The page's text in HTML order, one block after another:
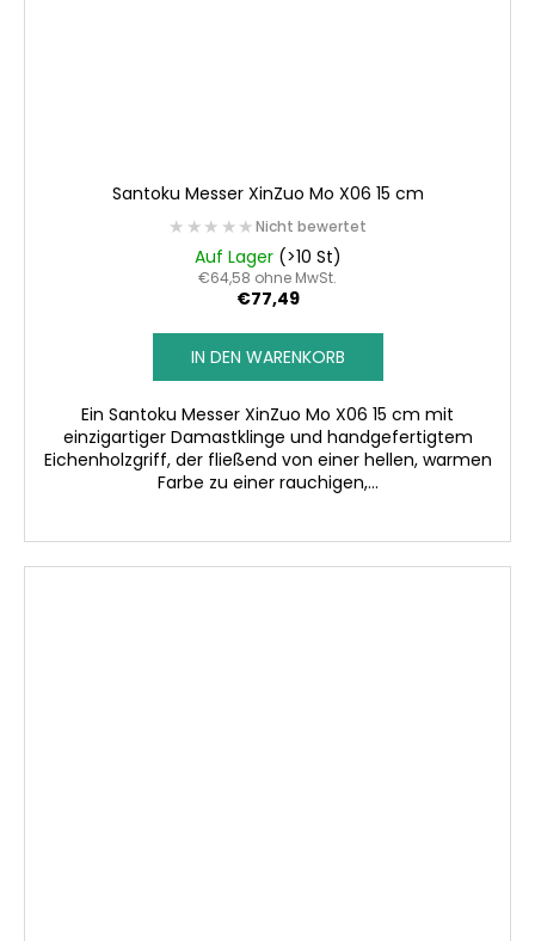
Santoku Messer XinZuo Mo X06 15 cm
★★★★★
★★★★★Nicht bewertet
Auf Lager (>10 St)
€64,58 ohne MwSt.
€77,49
IN DEN WARENKORB
Ein Santoku Messer XinZuo Mo X06 15 cm mit
einzigartiger Damastklinge und handgefertigtem
Eichenholzgriff, der fließend von einer hellen, warmen
Farbe zu einer rauchigen,...